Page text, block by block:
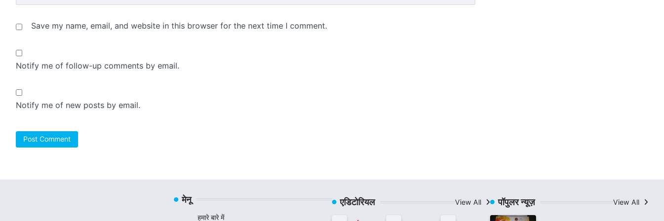
Save my name, email, and website in this browser for the next time I comment.
Notify me of follow-up comments by email.
Notify me of new posts by email.
मेनू
हमारे बारे में
एडिटोरियल View All पॉपुलर न्यूज़ View All